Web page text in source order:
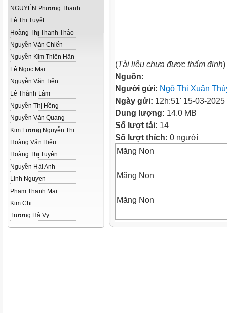
NGUYỄN Phương Thanh
Lê Thị Tuyết
Hoàng Thị Thanh Thảo
Nguyễn Văn Chiến
Nguyễn Kim Thiên Hân
Lê Ngọc Mai
Nguyễn Văn Tiến
Lê Thành Lâm
Nguyễn Thị Hồng
Nguyễn Văn Quang
Kim Lượng Nguyễn Thị
Hoàng Văn Hiếu
Hoàng Thị Tuyên
Nguyễn Hải Anh
Linh Nguyen
Phạm Thanh Mai
Kim Chi
Trương Hà Vy
(Tài liệu chưa được thẩm định)
Nguồn:
Người gửi: Ngô Thị Xuân
Ngày gửi: 12h:51' 15-03-2025
Dung lượng: 14.0 MB
Số lượt tải: 14
Số lượt thích: 0 người
Măng Non
Măng Non
Măng Non